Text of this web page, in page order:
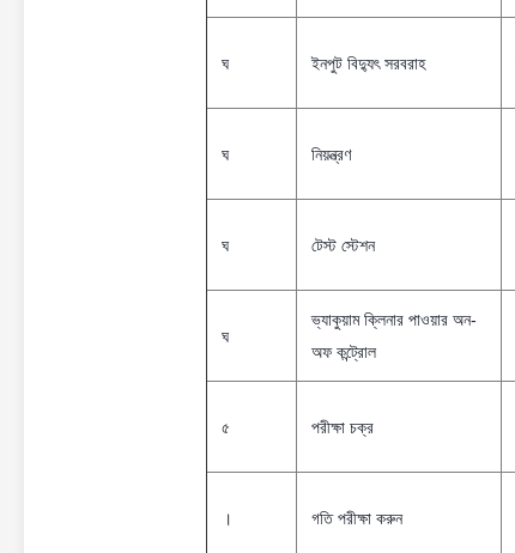
ঘ ইনপুট বিদ্যুৎ সরবরাহ
ঘ নিয়ন্ত্রণ
ঘ টেস্ট স্টেশন
ঘ
ভ্যাকুয়াম ক্লিনার পাওয়ার অন-
অফ কন্ট্রোল
৫ পরীক্ষা চক্র
। গতি পরীক্ষা করুন